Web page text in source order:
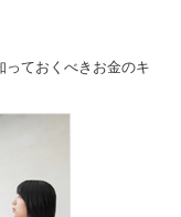
ておくべきお金のキ